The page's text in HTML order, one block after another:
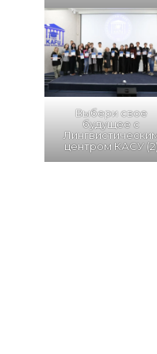
Выбери свое
будущее с
центром КАСУ